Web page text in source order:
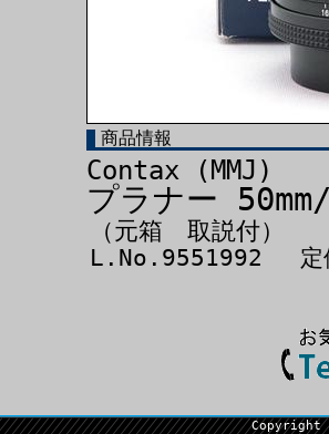
商品情報
Contax (MMJ)
プラナー
（元箱 取説付）
L.No.9551992 定
Copyright